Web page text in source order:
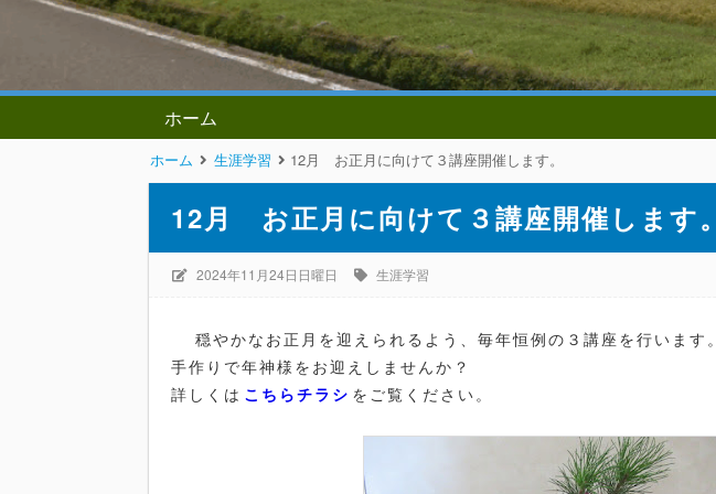
ホーム
ホーム 生涯学習 12月 お正月に向けて３講座開催します。
12月 お正月に向けて３講座開催します。
2024年11月24日日曜日 生涯学習
穏やかなお正月を迎えられるよう、毎年恒例の３講座を行います。
手作りで年神様をお迎えしませんか？
詳しくは こちらチラシ をご覧ください。